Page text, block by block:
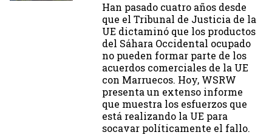
Han pasado cuatro años desde
que el Tribunal de Justicia de la
UE dictaminó que los productos
del Sáhara Occidental ocupado
no pueden formar parte de los
acuerdos comerciales de la UE
con Marruecos. Hoy, WSRW
presenta un extenso informe
que muestra los esfuerzos que
está realizando la UE para
socavar políticamente el fallo.